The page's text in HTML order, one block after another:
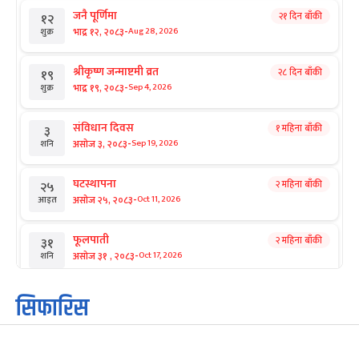
१२
शुक्र
जनै पूर्णिमा
भाद्र १२, २०८३-Aug 28, 2026
२१ दिन बाँकी
१९
शुक्र
श्रीकृष्ण जन्माष्टमी व्रत
भाद्र १९, २०८३-Sep 4, 2026
२८ दिन बाँकी
३
शनि
संविधान दिवस
असोज ३, २०८३-Sep 19, 2026
१ महिना बाँकी
२५
आइत
घटस्थापना
असोज २५, २०८३-Oct 11, 2026
२ महिना बाँकी
३१
शनि
फूलपाती
असोज ३१ , २०८३-Oct 17, 2026
२ महिना बाँकी
१
आइत
कार्तिक सङ्क्रान्ति
कार्तिक १, २०८३
सिफारिस